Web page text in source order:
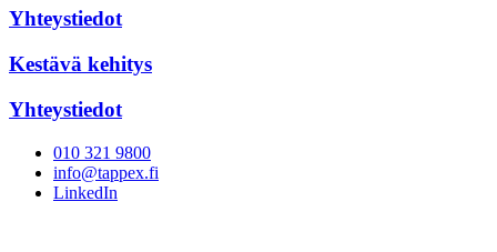
Yhteystiedot
Kestävä kehitys
Yhteystiedot
010 321 9800
info@tappex.fi
LinkedIn